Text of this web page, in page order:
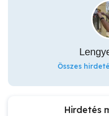
Összes
Hirdetés